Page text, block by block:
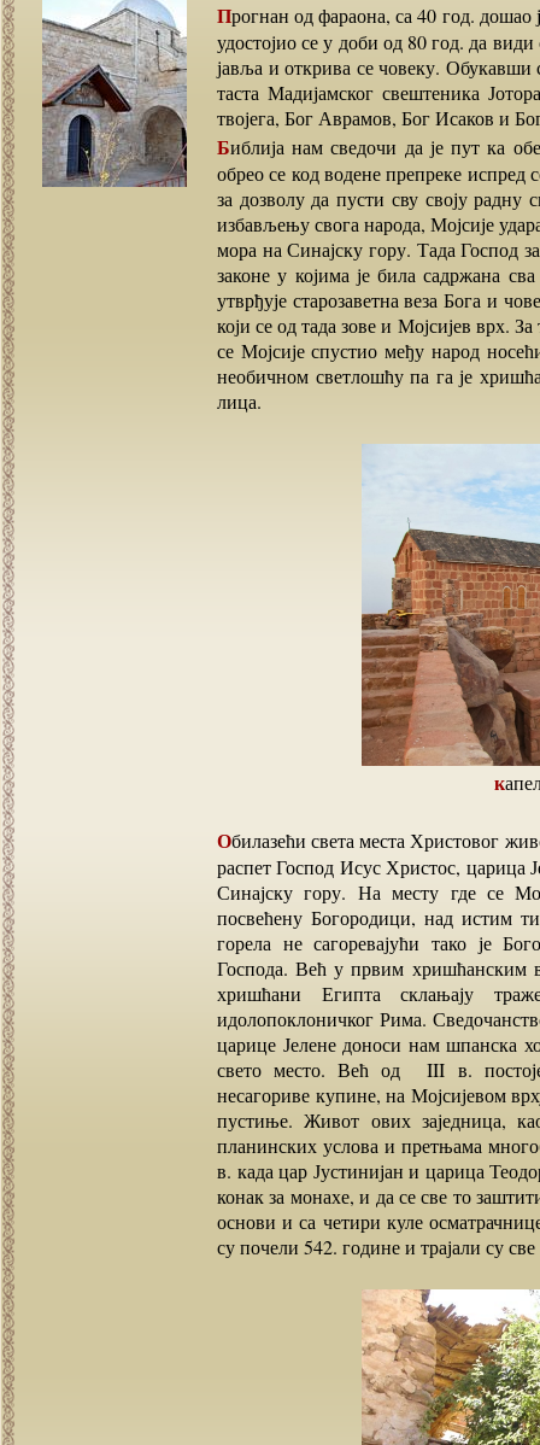
Прогнан од фараона, са 40 год. дошао је Мојсије на Синај и након што је проживео ту још 40
удостојио се у доби од 80 год. да
јавља и открива се човеку.
таста Мадијамског свештеника
твојега, Бог Аврамов, Бог Исаков и
Библија нам сведочи да је пут ка обећаној земљи водио преко Црвеног мора. Залутавши,
обрео се код водене препреке испред
за дозволу да пусти сву своју радну
избављењу свога народа, Мојсије
мора на Синајску гору. Тада Господ
законе у којима је била садржана
утврђује старозаветна веза Бога и
који се од тада зове и Мојсијев врх.
се Мојсије спустио међу народ
необичном светлошћу па га је
лица.
Обилазећи света места Христовог живота и страдања, у потрази за Часним крстом на коме је
распет Господ Исус Христос, царица
Синајску гору. На месту где се
посвећену Богородици, над истим
горела не сагоревајући тако је
Господа. Већ у првим хришћанским
хришћани Египта склањају
идолопоклоничког Рима.
царице Јелене доноси нам шпанска
свето место. Већ од III в.
несагориве купине, на Мојсијевом
пустиње. Живот ових заједница,
планинских услова и претњама
в. када цар Јустинијан и царица
конак за монахе, и да се све то
основи и са четири куле
су почели 542. године и трајали су